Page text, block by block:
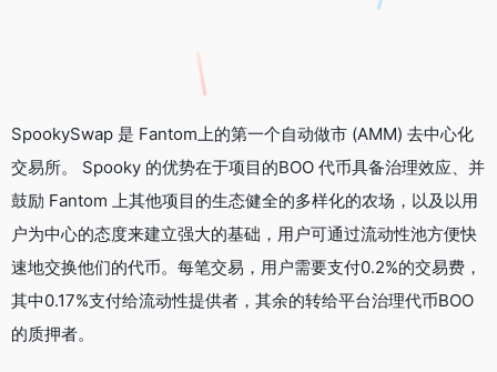
SpookySwap 是 Fantom上的第一个自动做市 (AMM) 去中心化
交易所。 Spooky 的优势在于项目的BOO 代币具备治理效应、并
鼓励 Fantom 上其他项目的生态健全的多样化的农场，以及以用
户为中心的态度来建立强大的基础，用户可通过流动性池方便快
速地交换他们的代币。每笔交易，用户需要支付0.2%的交易费，
其中0.17%支付给流动性提供者，其余的转给平台治理代币BOO
的质押者。